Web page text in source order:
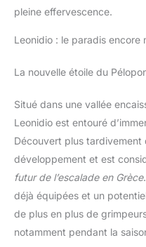
pleine effervescence.
Leonidio : le paradis encore
La nouvelle étoile du
Situé dans une vallée
Leonidio est entouré
Découvert plus tardivement
développement et est
futur de l’escalade en Grèce
déjà équipées et un
de plus en plus de
notamment pendant la